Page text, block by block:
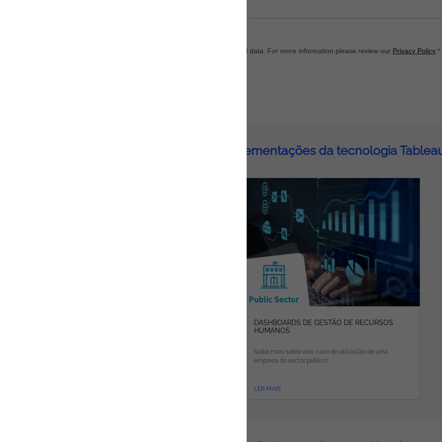
Implementações da tecnologia
DASHBOARDS DE GESTÃO DE RECURSOS
HUMANOS
Saiba mais sobre este caso de utilização de uma
empresa do sector público!
LER MAIS